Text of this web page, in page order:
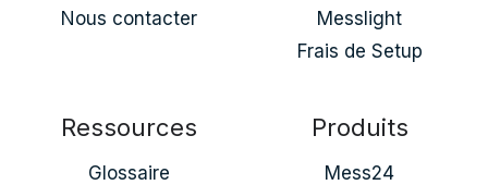
Nous contacter
Messlight
Frais de Setup
Ressources
Glossaire
Produits
Mess24